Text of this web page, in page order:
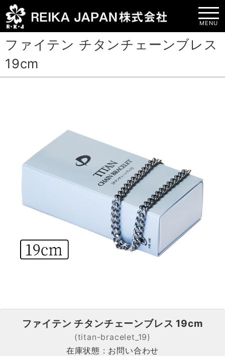
MENU
ファイテン チタンチェーンブレス
19cm
ファイテン チタンチェーンブレス 19cm
(titan-bracelet_19)
在庫状態 : お問い合わせ